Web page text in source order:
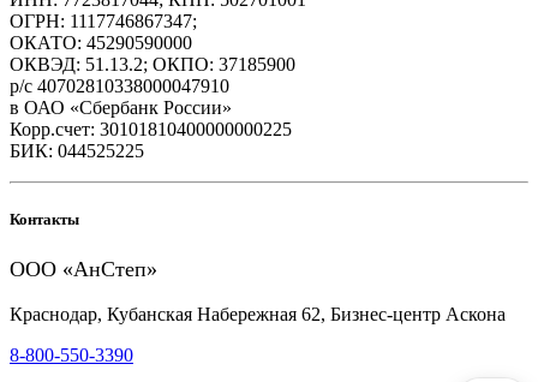
ОГРН: 1117746867347;
ОКАТО: 45290590000
ОКВЭД: 51.13.2; ОКПО: 37185900
р/с 40702810338000047910
в ОАО «Сбербанк России»
Корр.счет: 30101810400000000225
БИК: 044525225
Контакты
ООО «АнСтеп»
Краснодар, Кубанская Набережная 62, Бизнес-центр Аскона
8-800-550-3390